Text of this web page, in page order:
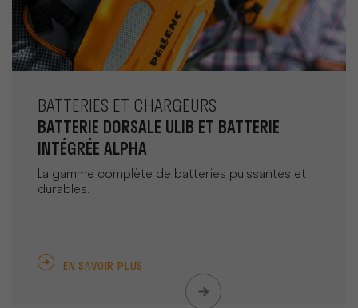
BATTERIES ET CHARGEURS
BATTERIE DORSALE ULIB ET BATTERIE
INTÉGRÉE ALPHA
La gamme complète de batteries puissantes et
durables.
EN SAVOIR PLUS